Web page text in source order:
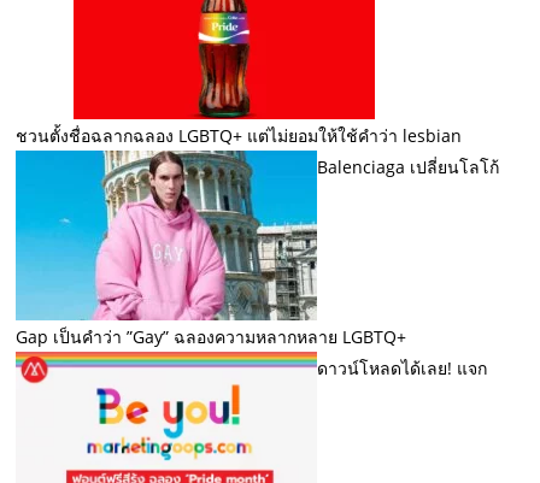
ชวนตั้งชื่อฉลากฉลอง LGBTQ+ แต่ไม่ยอมให้ใช้คำว่า lesbian
Balenciaga เปลี่ยนโลโก้
Gap เป็นคำว่า ”Gay” ฉลองความหลากหลาย LGBTQ+
ดาวน์โหลดได้เลย! แจก